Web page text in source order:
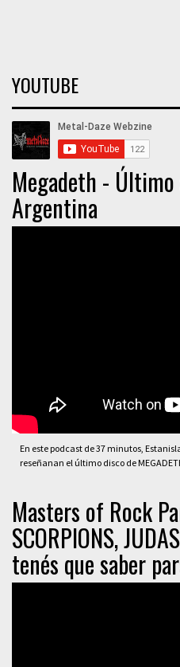
YOUTUBE
Megadeth -
Argentina
En este podcast de 37 minutos,
reseñanan el último disco de
Masters of Rock
SCORPIONS,
tenés que saber